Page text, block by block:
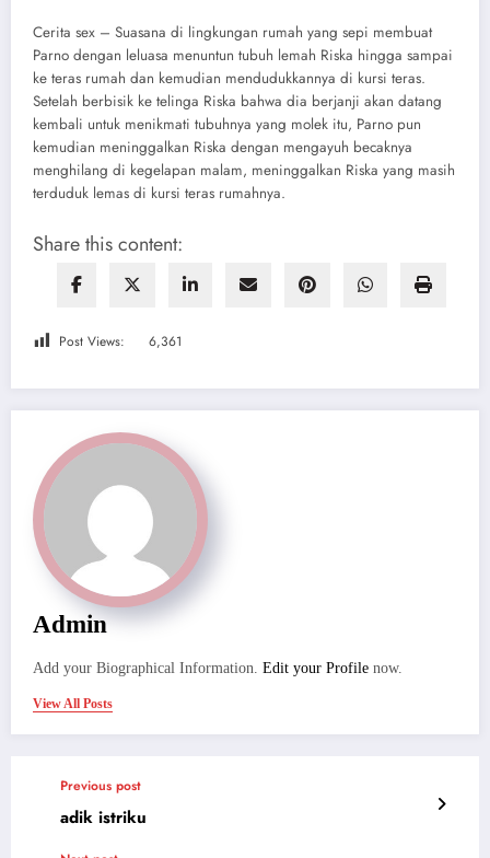
Cerita sex – Suasana di lingkungan rumah yang sepi membuat
Parno dengan leluasa menuntun tubuh lemah Riska hingga sampai
ke teras rumah dan kemudian mendudukkannya di kursi teras.
Setelah berbisik ke telinga Riska bahwa dia berjanji akan datang
kembali untuk menikmati tubuhnya yang molek itu, Parno pun
kemudian meninggalkan Riska dengan mengayuh becaknya
menghilang di kegelapan malam, meninggalkan Riska yang masih
terduduk lemas di kursi teras rumahnya.
Share this content:
Post Views: 6,361
Admin
Add your Biographical Information. Edit your Profile now.
View All Posts
Previous post
adik istriku